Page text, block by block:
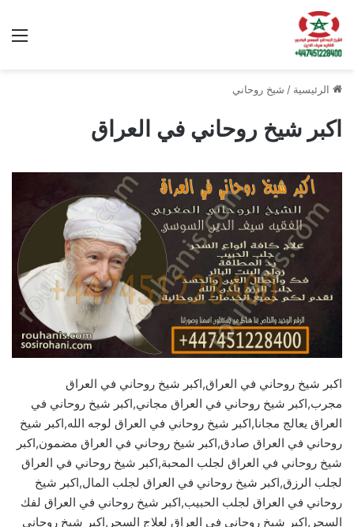
الرئيسية / شيخ روحاني
اكبر شيخ روحاني في العراق
اكبر شيخ روحاني في العراق,اكبر شيخ روحاني في العراق
مجرب,اكبر شيخ روحاني في العراق مجاني,اكبر شيخ روحاني في
العراق يعالج مجانا,اكبر شيخ روحاني في العراق لوجه الله,اكبر شيخ
روحاني في العراق صادق,اكبر شيخ روحاني في العراق مضمون,اكبر
شيخ روحاني في العراق لجلب المحبة,اكبر شيخ روحاني في العراق
لجلب الرزق,اكبر شيخ روحاني في العراق لجلب المال,اكبر شيخ
روحاني في العراق لجلب الحبيب,اكبر شيخ روحاني في العراق لفك
السحر,اكبر شيخ روحاني في العراق لعلاج السحر,اكبر شيخ روحاني